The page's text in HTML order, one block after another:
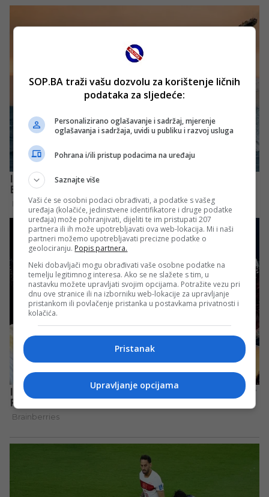
SOP.BA traži vašu dozvolu za korištenje ličnih
podataka za sljedeće:
Personalizirano oglašavanje i sadržaj, mjerenje
oglašavanja i sadržaja, uvidi u publiku i razvoj usluga
Pohrana i/ili pristup podacima na uređaju
Saznajte više
Vaši će se osobni podaci obrađivati, a podatke s vašeg
uređaja (kolačiće, jedinstvene identifikatore i druge podatke
uređaja) može pohranjivati, dijeliti te im pristupati 207
partnera ili ih može upotrebljavati ova web-lokacija. Mi i naši
partneri možemo upotrebljavati precizne podatke o
geolociranju. Popis partnera.
Neki dobavljači mogu obrađivati vaše osobne podatke na
temelju legitimnog interesa. Ako se ne slažete s tim, u
nastavku možete upravljati svojim opcijama. Potražite vezu pri
dnu ove stranice ili na izborniku web-lokacije za upravljanje
pristankom ili povlačenje pristanka u postavkama privatnosti i
kolačića.
Pristanak
Upravljanje opcijama